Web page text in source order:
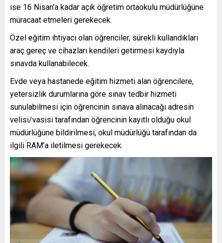
ise 16 Nisan’a kadar açık öğretim ortaokulu müdürlüğüne
müracaat etmeleri gerekecek.
Özel eğitim ihtiyacı olan öğrenciler, sürekli kullandıkları
araç gereç ve cihazları kendileri getirmesi kaydıyla
sınavda kullanabilecek.
Evde veya hastanede eğitim hizmeti alan öğrencilere,
yetersizlik durumlarına göre sınav tedbir hizmeti
sunulabilmesi için öğrencinin sınava alınacağı adresin
velisi/vasisi tarafından öğrencinin kayıtlı olduğu okul
müdürlüğüne bildirilmesi, okul müdürlüğü tarafından da
ilgili RAM’a iletilmesi gerekecek.